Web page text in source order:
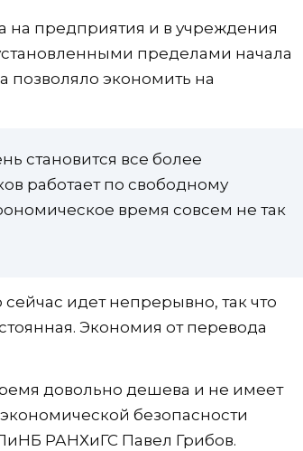
на предприятия и в учреждения
пределами начала
позволяло экономить на
становится все более
работает по свободному
время совсем не так
идет непрерывно, так что
Экономия от перевода
довольно дешева и не имеет
безопасности
РАНХиГС Павел Грибов.